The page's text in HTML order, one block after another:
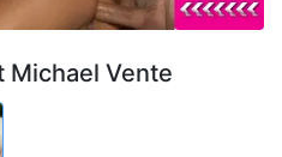
Michael Vente